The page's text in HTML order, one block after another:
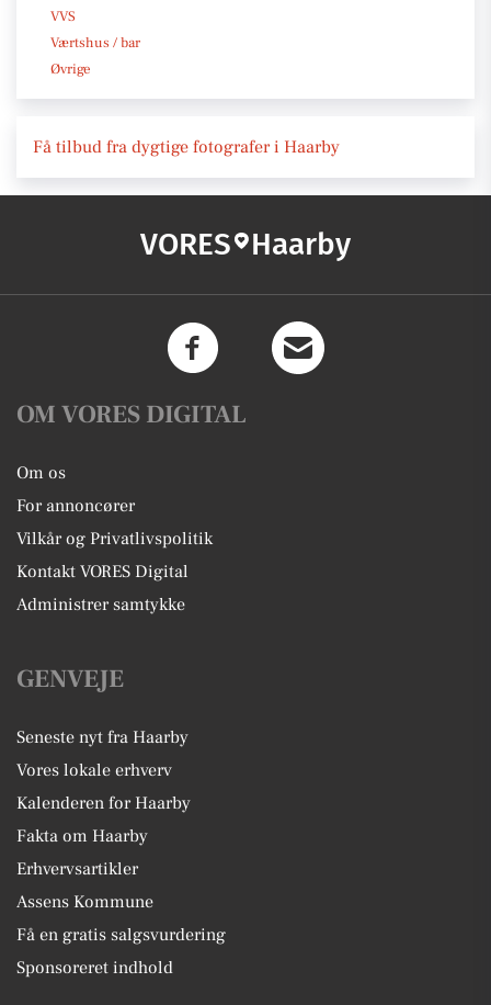
VVS
Værtshus / bar
Øvrige
Få tilbud fra dygtige fotografer i Haarby
VORES Haarby
OM VORES DIGITAL
Om os
For annoncører
Vilkår og Privatlivspolitik
Kontakt VORES Digital
Administrer samtykke
GENVEJE
Seneste nyt fra Haarby
Vores lokale erhverv
Kalenderen for Haarby
Fakta om Haarby
Erhvervsartikler
Assens Kommune
Få en gratis salgsvurdering
Sponsoreret indhold